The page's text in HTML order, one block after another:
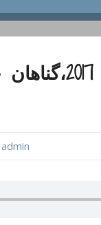
نان روزانه 25
admin